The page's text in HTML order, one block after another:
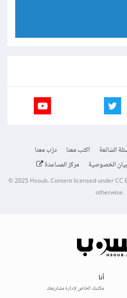
الشائعة اكتب معنا
درّب معنا
بيان الخصوصية مركز المساعدة
© 2025Hsoub.Content licensed underCC
otherwise.